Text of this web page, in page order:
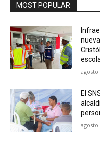
MOST POPULAR
agosto
El
agosto